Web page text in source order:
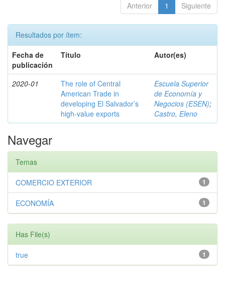
Anterior 1 Siguiente
Resultados por ítem:
Fecha de
publicación
Título Autor(es)
2020-01
The role of Central
American Trade in
developing El Salvador’s
high-value exports
Escuela Superior
de Economía y
Negocios (ESEN);
Castro, Eleno
Navegar
Temas
1
COMERCIO EXTERIOR
1
ECONOMÍA
Has File(s)
1
true